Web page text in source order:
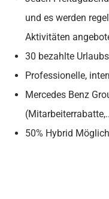
und es werden
Aktivitäten
30 bezahlte
Professionelle,
Mercedes Benz
50% Hybrid